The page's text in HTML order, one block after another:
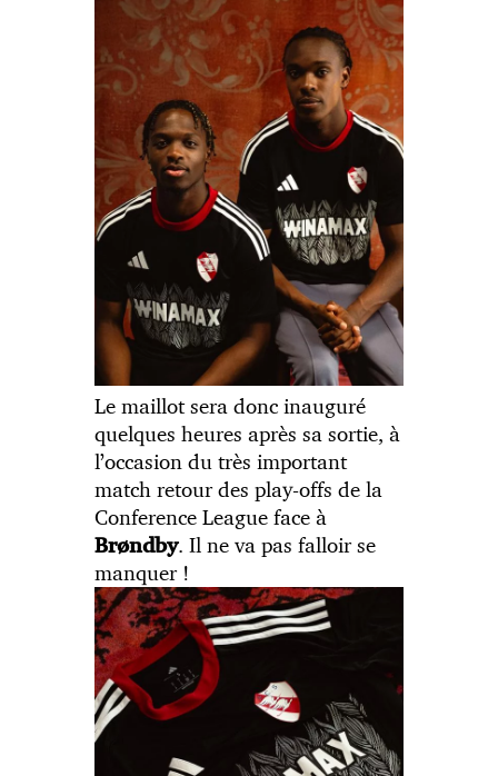
Le maillot sera donc inauguré
quelques heures après sa sortie, à
l’occasion du très important
match retour des play-offs de la
Conference League face à
Brøndby. Il ne va pas falloir se
manquer !